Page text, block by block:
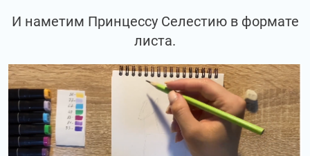
И наметим Принцессу Селестию в формате
листа.